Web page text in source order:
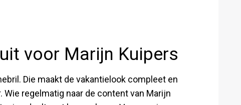
voor Marijn Kuipers
Die maakt de vakantielook compleet en
regelmatig naar de content van Marijn